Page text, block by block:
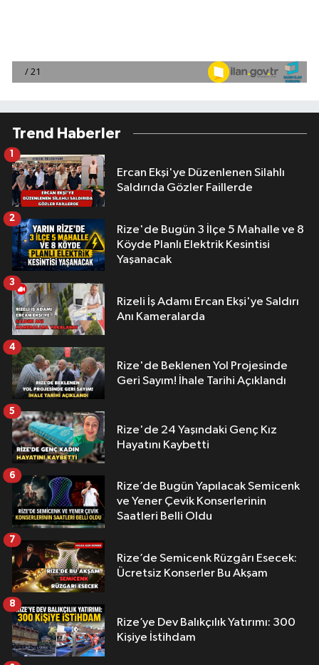
Trend Haberler
Ercan Ekşi'ye Düzenlenen Silahlı
Saldırıda Gözler Faillerde
1
Rize'de Bugün 3 İlçe 5 Mahalle ve 8
Köyde Planlı Elektrik Kesintisi
Yaşanacak
2
Rizeli İş Adamı Ercan Ekşi'ye Saldırı
Anı Kameralarda
3
Rize'de Beklenen Yol Projesinde
Geri Sayım! İhale Tarihi Açıklandı
4
Rize'de 24 Yaşındaki Genç Kız
Hayatını Kaybetti
5
Rize’de Bugün Yapılacak Semicenk
ve Yener Çevik Konserlerinin
Saatleri Belli Oldu
6
Rize’de Semicenk Rüzgârı Esecek:
Ücretsiz Konserler Bu Akşam
7
Rize’ye Dev Balıkçılık Yatırımı: 300
Kişiye İstihdam
8